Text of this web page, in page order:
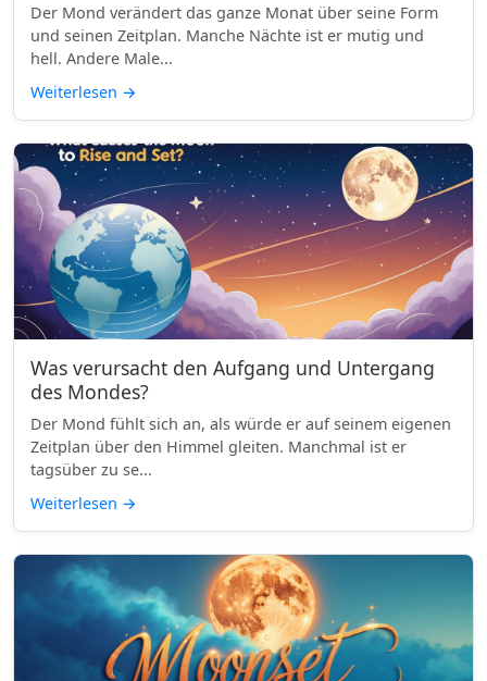
Der Mond verändert das ganze Monat über seine Form
und seinen Zeitplan. Manche Nächte ist er mutig und
hell. Andere Male...
Weiterlesen →
Was verursacht den Aufgang und Untergang
des Mondes?
Der Mond fühlt sich an, als würde er auf seinem eigenen
Zeitplan über den Himmel gleiten. Manchmal ist er
tagsüber zu se...
Weiterlesen →